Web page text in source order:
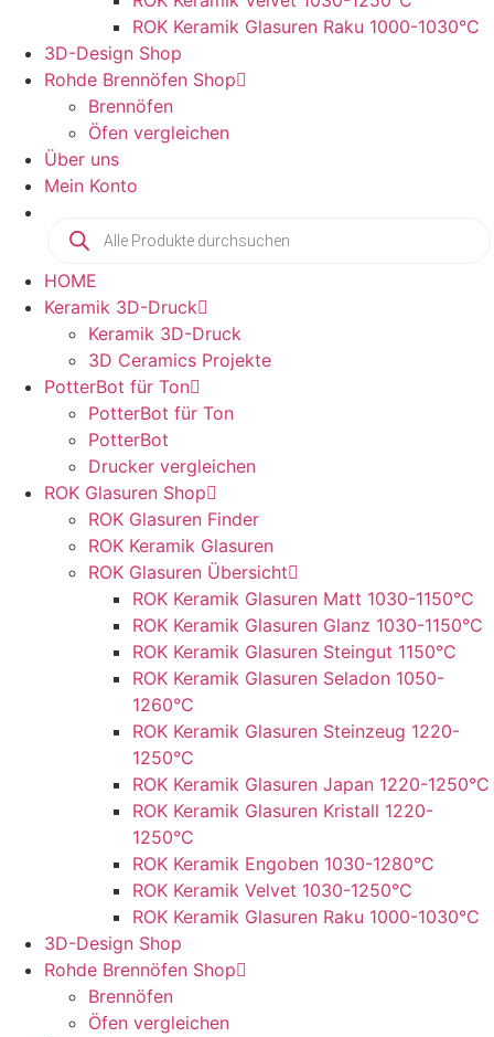
ROK Keramik Glasuren Raku 1000-1030°C
3D-Design Shop
Rohde Brennöfen Shop
Brennöfen
Öfen vergleichen
Über uns
Mein Konto
Products
search
HOME
Keramik 3D-Druck
Keramik 3D-Druck
3D Ceramics Projekte
PotterBot für Ton
PotterBot für Ton
PotterBot
Drucker vergleichen
ROK Glasuren Shop
ROK Glasuren Finder
ROK Keramik Glasuren
ROK Glasuren Übersicht
ROK Keramik Glasuren Matt 1030-1150°C
ROK Keramik Glasuren Glanz 1030-1150°C
ROK Keramik Glasuren Steingut 1150°C
ROK Keramik Glasuren Seladon 1050-
1260°C
ROK Keramik Glasuren Steinzeug 1220-
1250°C
ROK Keramik Glasuren Japan 1220-1250°C
ROK Keramik Glasuren Kristall 1220-
1250°C
ROK Keramik Engoben 1030-1280°C
ROK Keramik Velvet 1030-1250°C
ROK Keramik Glasuren Raku 1000-1030°C
3D-Design Shop
Rohde Brennöfen Shop
Brennöfen
Öfen vergleichen